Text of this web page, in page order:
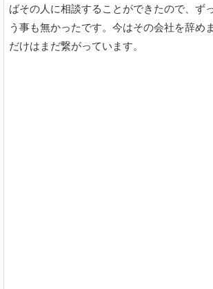
ばその人に相談することができたので、ず
う事も無かったです。今はその会社を辞め
だけはまだ繋がっています。